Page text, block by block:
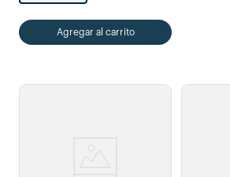
Agregar al carrito